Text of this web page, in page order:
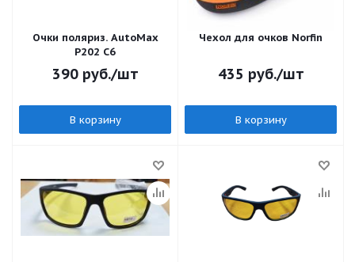
Очки поляриз. AutoMax
P202 C6
390руб./шт
В корзину
Чехол для очков Norfin
435 руб./шт
В корзину